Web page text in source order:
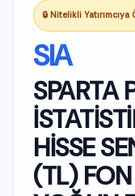
🔒 Nitelikli Yatırımcıya
SIA
SPARTA
HİSSE
(TL) FON